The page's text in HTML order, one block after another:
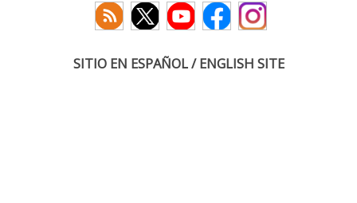
SITIO EN ESPAÑOL / ENGLISH SITE